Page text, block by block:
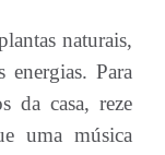
naturais,
Para
da casa, reze
uma música